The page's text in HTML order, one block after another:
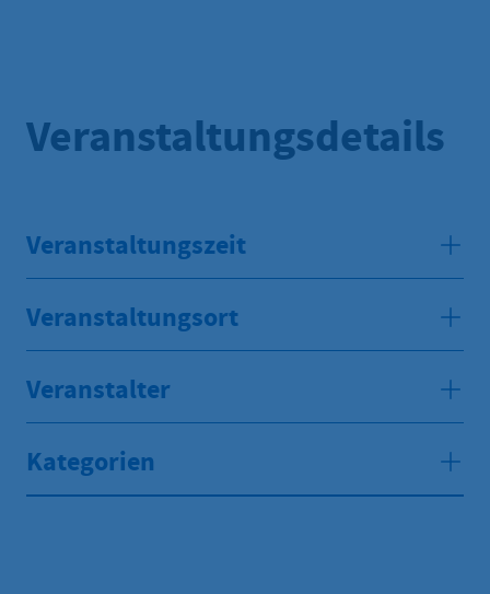
Veranstaltungsdetails
Veranstaltungszeit
Veranstaltungsort
Veranstalter
Kategorien